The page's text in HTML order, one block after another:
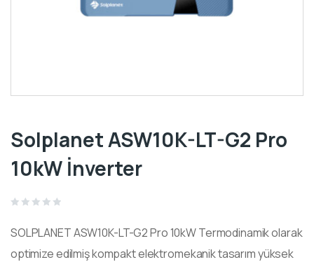
Solplanet ASW10K-LT-G2 Pro
10kW İnverter
out
SOLPLANET ASW10K-LT-G2 Pro 10kW Termodinamik olarak
optimize edilmiş kompakt elektromekanik tasarım yüksek